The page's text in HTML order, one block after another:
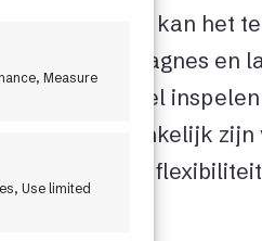
Measure
Use limited
oplossingen kan het
filters, campagnes en
kunnen snel
dat we afhankelijk
geeft ons veel